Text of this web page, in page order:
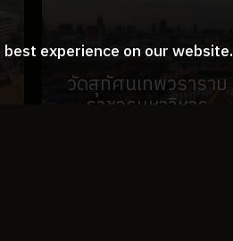
วัดสุทัศนเทพวราราม
ราชวรมหาวิหาร
experience on our